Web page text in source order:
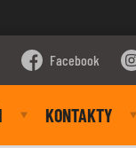
Facebook
KONTAKTY